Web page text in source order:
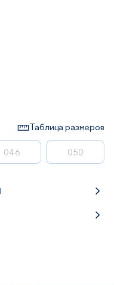
Таблица размеров
046 050